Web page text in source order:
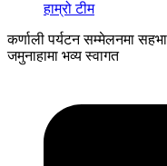
हाम्रो टीम
कर्णाली पर्यटन सम्मेलनमा
जमुनाहामा भव्य स्वागत